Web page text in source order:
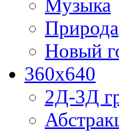
Музыка
Природа
Новый
360x640
2Д-3Д